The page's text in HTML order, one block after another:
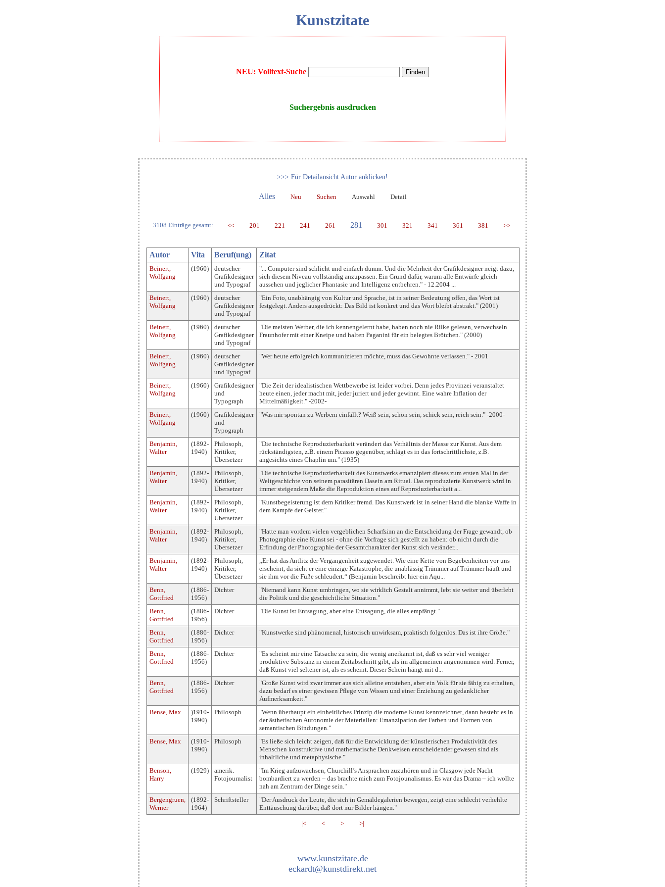
Kunstzitate
NEU: Volltext-Suche
Suchergebnis ausdrucken
>>> Für Detailansicht Autor anklicken!
Alles Neu Suchen Auswahl Detail
3108 Einträge gesamt: << 201 221 241 261 281 301 321 341 361 381 >>
Autor Vita Beruf(ung) Zitat
Beinert,
Wolfgang
(1960)
deutscher
Grafikdesigner
und Typograf
"... Computer sind schlicht und einfach dumm. Und die Mehrheit der Grafikdesigner neigt dazu,
sich diesem Niveau vollständig anzupassen. Ein Grund dafür, warum alle Entwürfe gleich
aussehen und jeglicher Phantasie und Intelligenz entbehren." - 12.2004 ...
Beinert,
Wolfgang
(1960)
deutscher
Grafikdesigner
und Typograf
"Ein Foto, unabhängig von Kultur und Sprache, ist in seiner Bedeutung offen, das Wort ist
festgelegt. Anders ausgedrückt: Das Bild ist konkret und das Wort bleibt abstrakt." (2001)
Beinert,
Wolfgang
(1960)
deutscher
Grafikdesigner
und Typograf
"Die meisten Werber, die ich kennengelernt habe, haben noch nie Rilke gelesen, verwechseln
Fraunhofer mit einer Kneipe und halten Paganini für ein belegtes Brötchen." (2000)
Beinert,
Wolfgang
(1960)
deutscher
Grafikdesigner
und Typograf
"Wer heute erfolgreich kommunizieren möchte, muss das Gewohnte verlassen." - 2001
Beinert,
Wolfgang
(1960)
Grafikdesigner
und
Typograph
"Die Zeit der idealistischen Wettbewerbe ist leider vorbei. Denn jedes Provinzei veranstaltet
heute einen, jeder macht mit, jeder juriert und jeder gewinnt. Eine wahre Inflation der
Mittelmäßigkeit." -2002-
Beinert,
Wolfgang
(1960)
Grafikdesigner
und
Typograph
"Was mir spontan zu Werbern einfällt? Weiß sein, schön sein, schick sein, reich sein." -2000-
Benjamin,
Walter
(1892-
1940)
Philosoph,
Kritiker,
Übersetzer
"Die technische Reproduzierbarkeit verändert das Verhältnis der Masse zur Kunst. Aus dem
rückständigsten, z.B. einem Picasso gegenüber, schlägt es in das fortschrittlichste, z.B.
angesichts eines Chaplin um." (1935)
Benjamin,
Walter
(1892-
1940)
Philosoph,
Kritiker,
Übersetzer
"Die technische Reproduzierbarkeit des Kunstwerks emanzipiert dieses zum ersten Mal in der
Weltgeschichte von seinem parasitären Dasein am Ritual. Das reproduzierte Kunstwerk wird in
immer steigendem Maße die Reproduktion eines auf Reproduzierbarkeit a...
Benjamin,
Walter
(1892-
1940)
Philosoph,
Kritiker,
Übersetzer
"Kunstbegeisterung ist dem Kritiker fremd. Das Kunstwerk ist in seiner Hand die blanke Waffe in
dem Kampfe der Geister."
Benjamin,
Walter
(1892-
1940)
Philosoph,
Kritiker,
Übersetzer
"Hatte man vordem vielen vergeblichen Scharfsinn an die Entscheidung der Frage gewandt, ob
Photographie eine Kunst sei - ohne die Vorfrage sich gestellt zu haben: ob nicht durch die
Erfindung der Photographie der Gesamtcharakter der Kunst sich veränder...
Benjamin,
Walter
(1892-
1940)
Philosoph,
Kritiker,
Übersetzer
„Er hat das Antlitz der Vergangenheit zugewendet. Wie eine Kette von Begebenheiten vor uns
erscheint, da sieht er eine einzige Katastrophe, die unablässig Trümmer auf Trümmer häuft und
sie ihm vor die Füße schleudert.“ (Benjamin beschreibt hier ein Aqu...
Benn,
Gottfried
(1886-
1956)
Dichter
"Niemand kann Kunst umbringen, wo sie wirklich Gestalt annimmt, lebt sie weiter und überlebt
die Politik und die geschichtliche Situation."
Benn,
Gottfried
(1886-
1956)
Dichter "Die Kunst ist Entsagung, aber eine Entsagung, die alles empfängt."
Benn,
Gottfried
(1886-
1956)
Dichter "Kunstwerke sind phänomenal, historisch unwirksam, praktisch folgenlos. Das ist ihre Größe."
Benn,
Gottfried
(1886-
1956)
Dichter
"Es scheint mir eine Tatsache zu sein, die wenig anerkannt ist, daß es sehr viel weniger
produktive Substanz in einem Zeitabschnitt gibt, als im allgemeinen angenommen wird. Ferner,
daß Kunst viel seltener ist, als es scheint. Dieser Schein hängt mit d...
Benn,
Gottfried
(1886-
1956)
Dichter
"Große Kunst wird zwar immer aus sich alleine entstehen, aber ein Volk für sie fähig zu erhalten,
dazu bedarf es einer gewissen Pflege von Wissen und einer Erziehung zu gedanklicher
Aufmerksamkeit."
Bense, Max
)1910-
1990)
Philosoph
"Wenn überhaupt ein einheitliches Prinzip die moderne Kunst kennzeichnet, dann besteht es in
der ästhetischen Autonomie der Materialien: Emanzipation der Farben und Formen von
semantischen Bindungen."
Bense, Max
(1910-
1990)
Philosoph
"Es ließe sich leicht zeigen, daß für die Entwicklung der künstlerischen Produktivität des
Menschen konstruktive und mathematische Denkweisen entscheidender gewesen sind als
inhaltliche und metaphysische."
Benson,
Harry
(1929)
amerik.
Fotojournalist
"Im Krieg aufzuwachsen, Churchill’s Ansprachen zuzuhören und in Glasgow jede Nacht
bombardiert zu werden – das brachte mich zum Fotojounalismus. Es war das Drama – ich wollte
nah am Zentrum der Dinge sein."
Bergengruen,
Werner
(1892-
1964)
Schriftsteller
"Der Ausdruck der Leute, die sich in Gemäldegalerien bewegen, zeigt eine schlecht verhehlte
Enttäuschung darüber, daß dort nur Bilder hängen."
|< < > >|
www.kunstzitate.de
eckardt@kunstdirekt.net